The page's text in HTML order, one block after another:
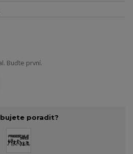
Buďte první.
poradit?